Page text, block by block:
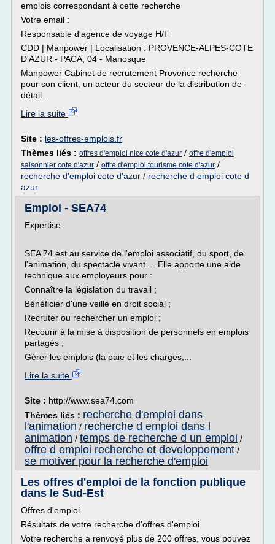
emplois correspondant à cette recherche
Votre email :
Responsable d'agence de voyage H/F
CDD | Manpower | Localisation : PROVENCE-ALPES-COTE
D'AZUR - PACA, 04 - Manosque
Manpower Cabinet de recrutement Provence recherche
pour son client, un acteur du secteur de la distribution de
détail...
Lire la suite
Site : les-offres-emplois.fr
Thèmes liés : offres d'emploi nice cote d'azur / offre d'emploi
saisonnier cote d'azur / offre d'emploi tourisme cote d'azur /
recherche d'emploi cote d'azur / recherche d emploi cote d
azur
Emploi - SEA74
Expertise
SEA 74 est au service de l'emploi associatif, du sport, de
l'animation, du spectacle vivant ... Elle apporte une aide
technique aux employeurs pour :
Connaître la législation du travail ;
Bénéficier d'une veille en droit social ;
Recruter ou rechercher un emploi ;
Recourir à la mise à disposition de personnels en emplois
partagés ;
Gérer les emplois (la paie et les charges,...
Lire la suite
Site : http://www.sea74.com
Thèmes liés : recherche d'emploi dans
l'animation / recherche d emploi dans l
animation / temps de recherche d un emploi /
offre d emploi recherche et developpement /
se motiver pour la recherche d'emploi
Les offres d'emploi de la fonction publique
dans le Sud-Est
Offres d'emploi
Résultats de votre recherche d'offres d'emploi
Votre recherche a renvoyé plus de 200 offres, vous pouvez